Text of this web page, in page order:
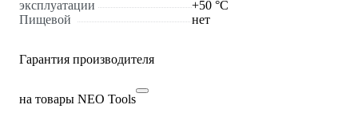
эксплуатации
+50 °С
Пищевой
нет
Гарантия производителя
на товары NEO Tools